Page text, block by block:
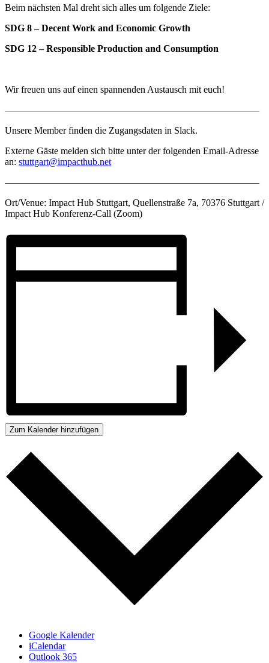
Beim nächsten Mal dreht sich alles um folgende Ziele:
SDG 8 – Decent Work and Economic Growth
SDG 12 – Responsible Production and Consumption
Wir freuen uns auf einen spannenden Austausch mit euch!
——————————————————————————–
Unsere Member finden die Zugangsdaten in Slack.
Externe Gäste melden sich bitte unter der folgenden Email-Adresse
an: stuttgart@impacthub.net
——————————————————————————–
Ort/Venue: Impact Hub Stuttgart, Quellenstraße 7a, 70376 Stuttgart /
Impact Hub Konferenz-Call (Zoom)
Zum Kalender hinzufügen
Google Kalender
iCalendar
Outlook 365